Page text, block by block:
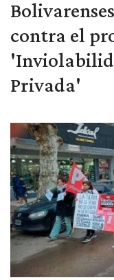
contra el
Privada'